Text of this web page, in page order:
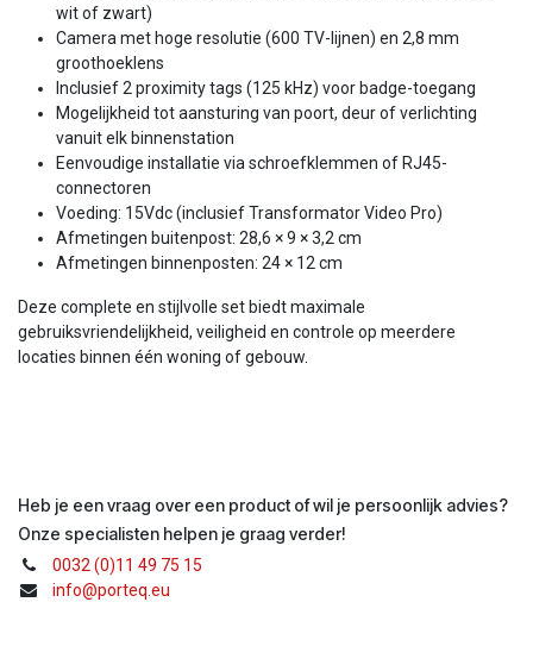
wit of zwart)
Camera met hoge resolutie (600 TV-lijnen) en 2,8 mm
groothoeklens
Inclusief 2 proximity tags (125 kHz) voor badge-toegang
Mogelijkheid tot aansturing van poort, deur of verlichting
vanuit elk binnenstation
Eenvoudige installatie via schroefklemmen of RJ45-
connectoren
Voeding: 15Vdc (inclusief Transformator Video Pro)
Afmetingen buitenpost: 28,6 × 9 × 3,2 cm
Afmetingen binnenposten: 24 × 12 cm
Deze complete en stijlvolle set biedt maximale
gebruiksvriendelijkheid, veiligheid en controle op meerdere
locaties binnen één woning of gebouw.
Heb je een vraag over een product of wil je persoonlijk advies?
Onze specialisten helpen je graag verder!
0032 (0)11 49 75 15
info@porteq.eu